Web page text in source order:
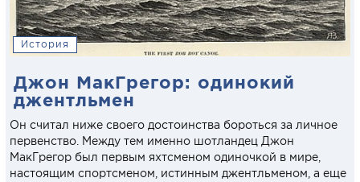
История
Джон МакГрегор: одинокий
джентльмен
Он считал ниже своего достоинства бороться за личное
первенство. Между тем именно шотландец Джон
МакГрегор был первым яхтсменом одиночкой в мире,
настоящим спортсменом, истинным джентльменом, а еще